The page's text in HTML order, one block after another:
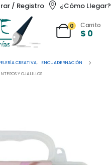
/ Registro ¿Cómo Llegar?
0 Carrito
$ 0
CREATIVA,
ENCUADERNACIÓN
Y OJALILLOS